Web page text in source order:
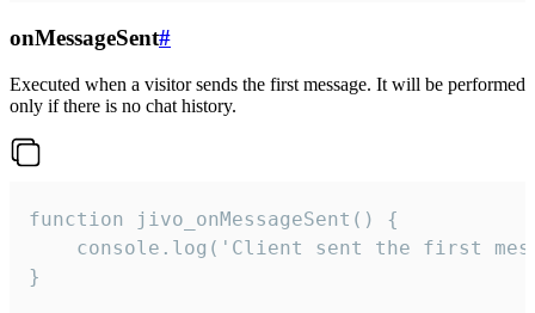
onMessageSent#
Executed when a visitor sends the first message. It will be performed
only if there is no chat history.
function jivo_onMessageSent() {
console.log('Client sent the first
}